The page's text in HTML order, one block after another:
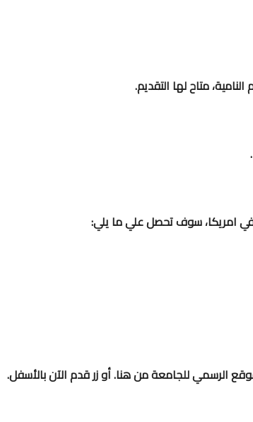
متاح لها التقديم.
في امريكا، سوف تحصل علي ما يلي:
الرسمي للجامعة من هنا. أو زر قدم الآن بالأسفل.